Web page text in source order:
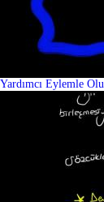
Yardımcı Eylemle